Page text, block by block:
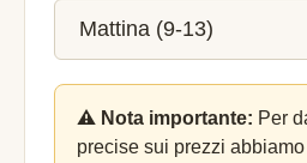
⚠️ Nota importante: Per
precise sui prezzi